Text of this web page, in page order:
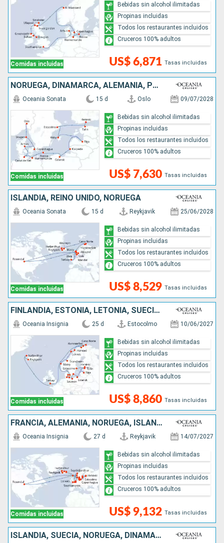
Comidas incluidas US$ 6,871 Tasas incluidas
Bebidas sin alcohol ilimitadas
Propinas incluidas
Todos los restaurantes incluidos
Cruceros 100% adultos
NORUEGA, DINAMARCA, ALEMANIA, POLONIA, LITUANIA, LETONIA, SUECIA, ESTONIA, FINLANDIA
Comidas incluidas
Oceania Sonata 15 d Oslo 09/07/2028
US$ 7,630 Tasas incluidas
Bebidas sin alcohol ilimitadas
Propinas incluidas
Todos los restaurantes incluidos
Cruceros 100% adultos
ISLANDIA, REINO UNIDO, NORUEGA
Comidas incluidas
Oceania Sonata 15 d Reykjavik 25/06/2028
US$ 8,529 Tasas incluidas
Bebidas sin alcohol ilimitadas
Propinas incluidas
Todos los restaurantes incluidos
Cruceros 100% adultos
FINLANDIA, ESTONIA, LETONIA, SUECIA, POLONIA, ALEMANIA, DINAMARCA, NORUEGA, REINO UNIDO, ISLANDIA
Comidas incluidas
Oceania Insignia 25 d Estocolmo 10/06/2027
US$ 8,860 Tasas incluidas
Bebidas sin alcohol ilimitadas
Propinas incluidas
Todos los restaurantes incluidos
Cruceros 100% adultos
FRANCIA, ALEMANIA, NORUEGA, ISLANDIA, FINLANDIA, BÉLGICA, FÉROES (ISLAS), REINO UNIDO, DINAMARCA, SUECIA, ESTONIA, PAISES BAJOS
Comidas incluidas
Oceania Insignia 27 d Reykjavik 14/07/2027
US$ 9,132 Tasas incluidas
Bebidas sin alcohol ilimitadas
Propinas incluidas
Todos los restaurantes incluidos
Cruceros 100% adultos
ISLANDIA, SUECIA, NORUEGA, DINAMARCA